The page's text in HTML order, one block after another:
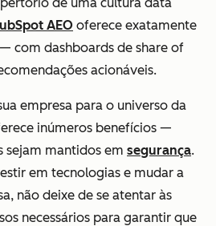
AEO oferece exatamente
com dashboards de share of
acionáveis.
empresa para o universo da
inúmeros benefícios —
sejam mantidos em segurança.
em tecnologias e mudar a
não deixe de se atentar às
necessários para garantir que